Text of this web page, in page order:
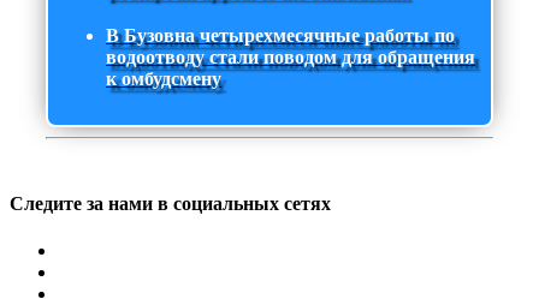
В Бузовна четырехмесячные работы по
водоотводу стали поводом для обращения
к омбудсмену
Следите за нами в социальных сетях